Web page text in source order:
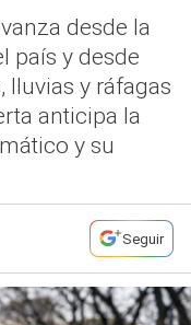
desde la
país y desde
lluvias y ráfagas
anticipa la
y su
Seguir